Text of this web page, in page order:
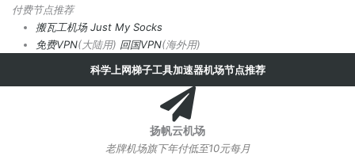
付费节点推荐
搬瓦工机场 Just My Socks
免费VPN(大陆用) 回国VPN(海外用)
科学上网梯子工具加速器机场节点推荐
扬帆云机场
老牌机场旗下年付低至10元每月